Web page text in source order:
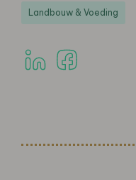
Landbouw & Voeding